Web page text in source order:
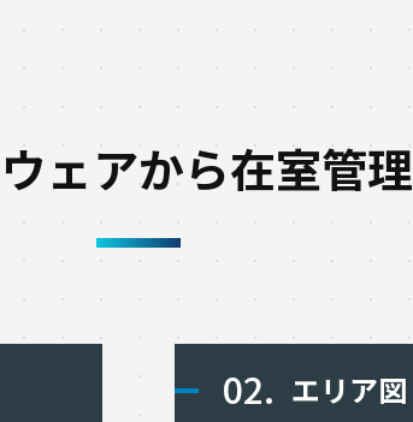
ェアから在室管理
02. エリア図